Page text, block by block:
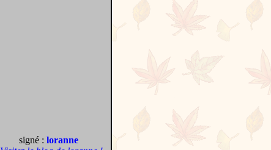
signé : loranne